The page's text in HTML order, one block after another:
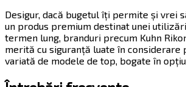
Desigur, dacă bugetul îți permite și vrei
un produs premium destinat unei
termen lung, branduri precum Kuhn
merită cu siguranță luate în considerare
variată de modele de top, bogate în